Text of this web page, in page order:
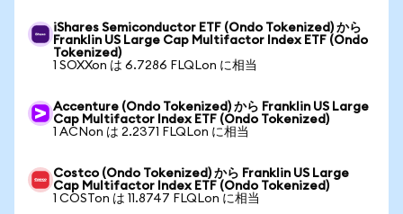
iShares Semiconductor ETF (Ondo Tokenized) から
Franklin US Large Cap Multifactor Index ETF (Ondo
Tokenized)
1 SOXXon は 6.7286 FLQLon に相当
Accenture (Ondo Tokenized) から Franklin US Large
Cap Multifactor Index ETF (Ondo Tokenized)
1 ACNon は 2.2371 FLQLon に相当
Costco (Ondo Tokenized) から Franklin US Large
Cap Multifactor Index ETF (Ondo Tokenized)
1 COSTon は 11.8747 FLQLon に相当